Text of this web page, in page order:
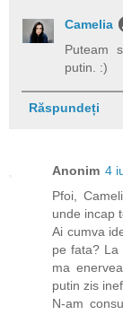
Camelia
Puteam
putin. :)
Răspundeți
Anonim 4
Pfoi,
unde incap
Ai cumva
pe fata?
ma
putin zis
N-am